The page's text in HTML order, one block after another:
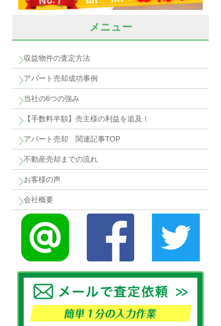
メニュー
収益物件の査定方法
アパート売却成功事例
当社の6つの強み
【手数料半額】売主様の利益を追及！
アパート売却 関連記事TOP
不動産売却までの流れ
お客様の声
会社概要